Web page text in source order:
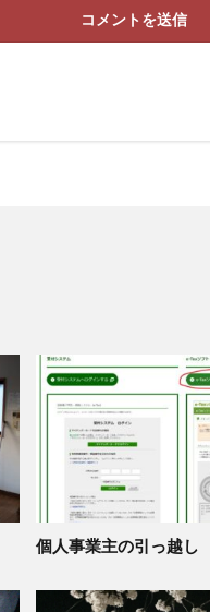
個人事業主の引っ越し